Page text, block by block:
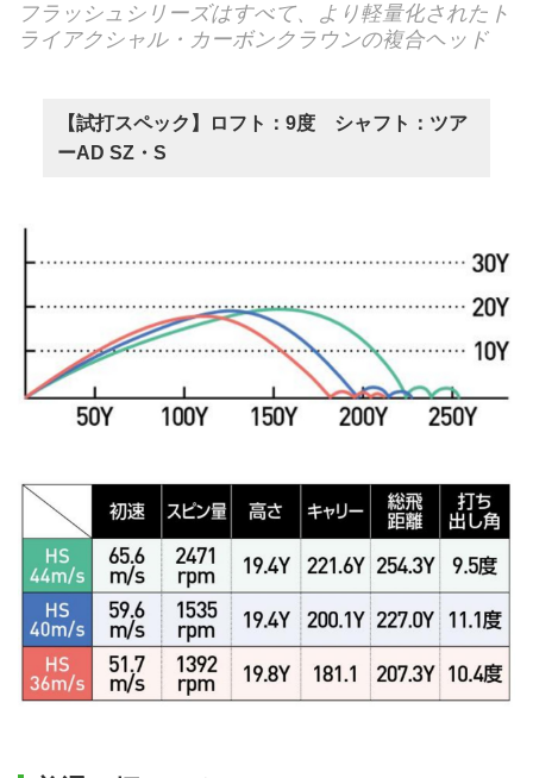
フラッシュシリーズはすべて、より軽量化されたト
ライアクシャル・カーボンクラウンの複合ヘッド
【試打スペック】ロフト：9度 シャフト：ツア
ーAD SZ・S